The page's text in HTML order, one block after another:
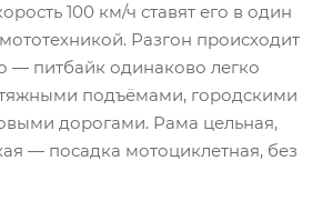
100 км/ч ставят его в один
Разгон происходит
— питбайк одинаково легко
подъёмами, городскими
дорогами. Рама цельная,
— посадка мотоциклетная, без